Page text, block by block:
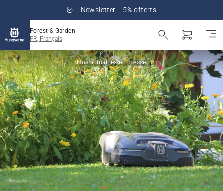
Newsletter : -5% offerts
Forest & Garden
FR, Français
Nos actualités en presse